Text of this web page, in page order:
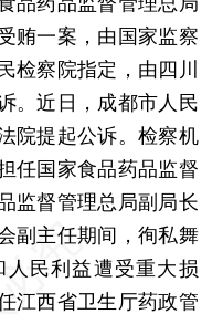
贿一案，由国家监察
检察院指定，由四川
。近日，成都市人民
院提起公诉。检察机
任国家食品药品监督
监督管理总局副局长
副主任期间，徇私舞
民利益遭受重大损
江西省卫生厅药政管